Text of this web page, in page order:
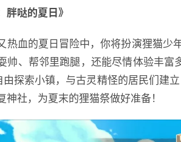
胖哒的夏日》
热血的夏日冒险中，你将扮演狸猫少
帅、帮邻里跑腿，还能尽情体验丰
探索小镇，与古灵精怪的居民们建
神社，为夏末的狸猫祭做好准备！